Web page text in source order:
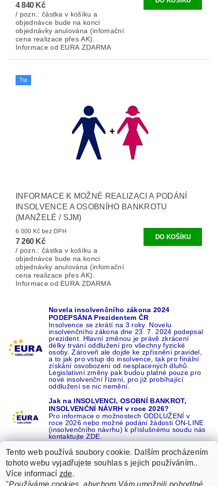
4 840 Kč
/ pozn.: částka v košíku a
objednávce bude na konci
objednávky anulována (infomační
cena realizace přes AK).
Informace od EURA ZDARMA
Tip
INFORMACE K MOŽNÉ REALIZACI A PODÁNÍ
INSOLVENCE A OSOBNÍHO BANKROTU
(MANŽELÉ / SJM)
6 000 Kč bez DPH
7 260 Kč
/ pozn.: částka v košíku a
objednávce bude na konci
objednávky anulována (infomační
cena realizace přes AK).
Informace od EURA ZDARMA
Novela insolvenčního zákona 2024
PODEPSÁNA Prezidentem ČR
Insolvence se zkrátí na 3 roky. Novelu
insolvenčního zákona dne 23. 7. 2024 podepsal
prezident. Hlavní změnou je právě zkrácení
délky trvání oddlužení pro všechny fyzické
osoby. Zároveň ale dojde ke zpřísnění pravidel,
a to jak pro vstup do insolvence, tak pro finální
získání osvobození od nesplacených dluhů.
Legislativní změny pak budou platné pouze pro
nové insolvenční řízení, pro již probíhající
oddlužení se nic nemění.
Jak na INSOLVENCI, OSOBNÍ BANKROT,
INSOLVENČNÍ NÁVRH v roce 2026?
Pro informace o možnostech ODDLUŽENÍ v
roce 2026 nebo možné podání žádosti ON-LINE
(insolvenčního návrhu) k příslušnému soudu nás
kontaktujte ZDE.
Recenze o NÁS na GOOGLE 16 let REFERENCÍ v celé ČR |
Tento web používá soubory cookie. Dalším procházením
tohoto webu vyjadřujete souhlas s jejich používáním..
Více informací zde.
"Používáme cookies, abychom Vám umožnili pohodlné